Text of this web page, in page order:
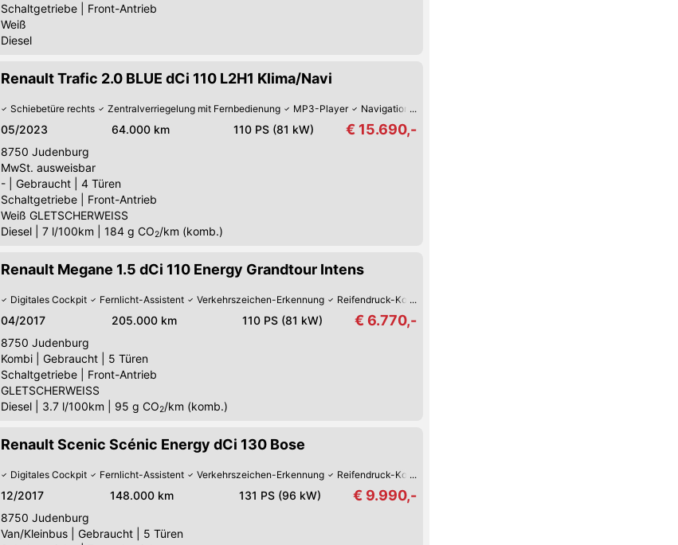
Schaltgetriebe
Front-Antrieb
Weiß
Diesel
Renault Trafic 2.0 BLUE dCi 110 L2H1 Klima/Navi
Schiebetüre rechts Zentralverriegelung mit Fernbedienung MP3-Player Navigationsystem
05/2023 64.000 km 110 PS (81 kW) € 15.690,-
8750 Judenburg
MwSt. ausweisbar
-
Gebraucht
4 Türen
Schaltgetriebe
Front-Antrieb
Weiß GLETSCHERWEISS
Diesel
7 l/100km 184 g CO2/km (komb.)
Renault Megane 1.5 dCi 110 Energy Grandtour Intens
Digitales Cockpit Fernlicht-Assistent Verkehrszeichen-Erkennung Reifendruck-Kontrolle
04/2017 205.000 km 110 PS (81 kW) € 6.770,-
8750 Judenburg
Kombi
Gebraucht
5 Türen
Schaltgetriebe
Front-Antrieb
GLETSCHERWEISS
Diesel
3.7 l/100km 95 g CO2/km (komb.)
Renault Scenic Scénic Energy dCi 130 Bose
Digitales Cockpit Fernlicht-Assistent Verkehrszeichen-Erkennung Reifendruck-Kontrolle
12/2017 148.000 km 131 PS (96 kW) € 9.990,-
8750 Judenburg
Van/Kleinbus
Gebraucht
5 Türen